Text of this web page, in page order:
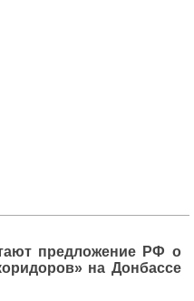
предложение РФ о
на Донбассе